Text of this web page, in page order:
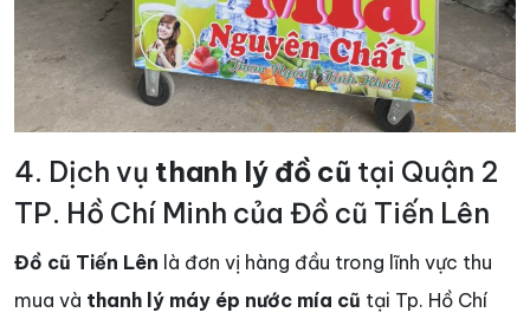
4. Dịch vụ thanh lý đồ cũ tại Quận 2
TP. Hồ Chí Minh của Đồ cũ Tiến Lên
Đồ cũ Tiến Lên là đơn vị hàng đầu trong lĩnh vực thu
mua và thanh lý máy ép nước mía cũ tại Tp. Hồ Chí